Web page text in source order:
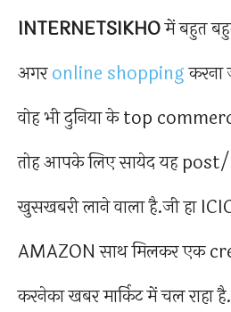
INTERNETSIKHOमें बहुत
अगरonline shoppingकरना
वोह भी दुनिया के top
तोह आपके लिए सायेद यह
खुसखबरी लाने वाला है.जी हा
AMAZON साथ मिलकर एक
करनेका खबर मार्किट में चल